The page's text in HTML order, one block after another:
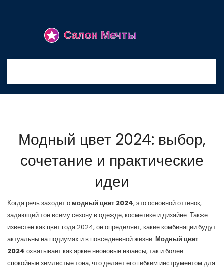
Модный цвет 2024: выбор,
сочетание и практические
идеи
Когда речь заходит о модный цвет 2024, это основной оттенок,
задающий тон всему сезону в одежде, косметике и дизайне. Также
известен как цвет года 2024, он определяет, какие комбинации будут
актуальны на подиумах и в повседневной жизни. Модный цвет
2024 охватывает как яркие неоновые нюансы, так и более
спокойные землистые тона, что делает его гибким инструментом для